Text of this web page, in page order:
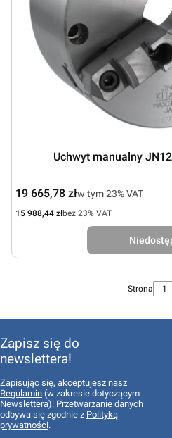
Uchwyt manualny
Cena brutto
19 665,78 złw tym %s VAT
w tym23%VAT
Cena netto
15 988,44 złbez 23% VAT
Strona
Zapisz się do
newslettera!
Zapisując się, akceptujesz nasz
Regulamin (w zakresie dotyczącym
Newslettera). Przetwarzanie danych
odbywa się zgodnie z Polityką
prywatności.